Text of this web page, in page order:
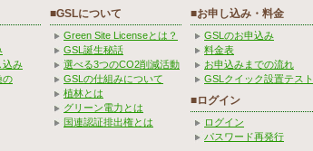
込み
の
■GSLについて
Green Site Licenseとは？
GSL誕生秘話
選べる3つのCO2削減活動
GSLの仕組みについて
植林とは
グリーン電力とは
国連認証排出権とは
■お申し込み・料金
GSLのお申込み
料金表
お申込みまでの流れ
GSLクイック設置テスト
■ログイン
ログイン
パスワード再発行